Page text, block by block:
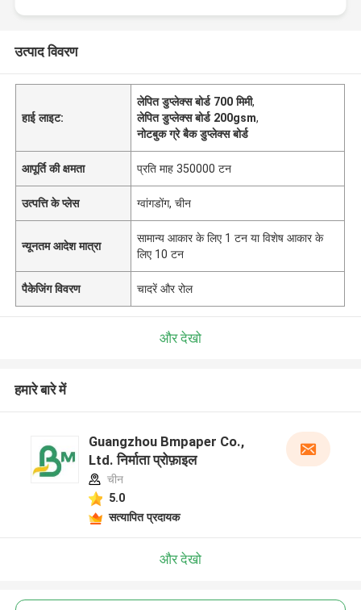
उत्पाद विवरण
हाई लाइट:
लेपित डुप्लेक्स बोर्ड 700 मिमी,
लेपित डुप्लेक्स बोर्ड 200gsm,
नोटबुक ग्रे बैक डुप्लेक्स बोर्ड
आपूर्ति की क्षमता प्रति माह 350000 टन
उत्पत्ति के प्लेस ग्वांगडोंग, चीन
न्यूनतम आदेश मात्रा
सामान्य आकार के लिए 1 टन या विशेष आकार के
लिए 10 टन
पैकेजिंग विवरण चादरें और रोल
और देखो
हमारे बारे में
Guangzhou Bmpaper Co.,
Ltd. निर्माता प्रोफ़ाइल
चीन
5.0
सत्यापित प्रदायक
और देखो